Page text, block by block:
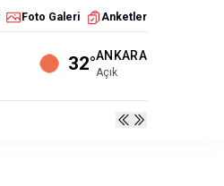
Foto Galeri Anketler
32°ANKARA
Açık